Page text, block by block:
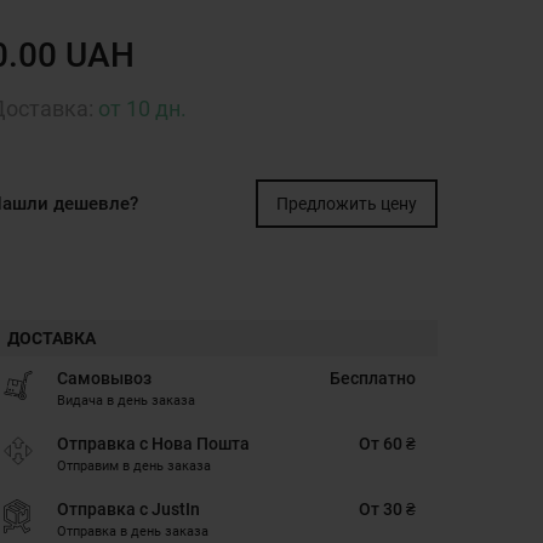
UAH
от 10 дн.
дешевле? Предложить цену
ДОСТАВКА
Самовывоз
Видача в день заказа
Бесплатно
Отправка с Нова Пошта
Отправим в день заказа
От 60 ₴
Отправка с JustIn
Отправка в день заказа
От 30 ₴